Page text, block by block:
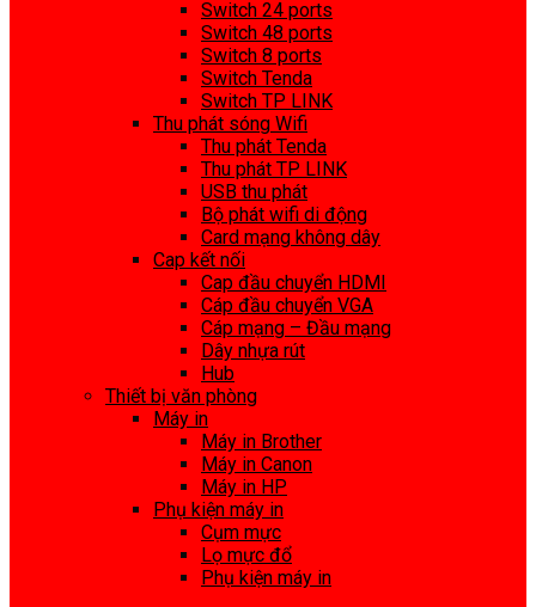
Switch 24 ports
Switch 48 ports
Switch 8 ports
Switch Tenda
Switch TP LINK
Thu phát sóng Wifi
Thu phát Tenda
Thu phát TP LINK
USB thu phát
Bộ phát wifi di động
Card mạng không dây
Cap kết nối
Cap đầu chuyển HDMI
Cáp đầu chuyển VGA
Cáp mạng – Đầu mạng
Dây nhựa rút
Hub
Thiết bị văn phòng
Máy in
Máy in Brother
Máy in Canon
Máy in HP
Phụ kiện máy in
Cụm mực
Lọ mực đổ
Phụ kiện máy in